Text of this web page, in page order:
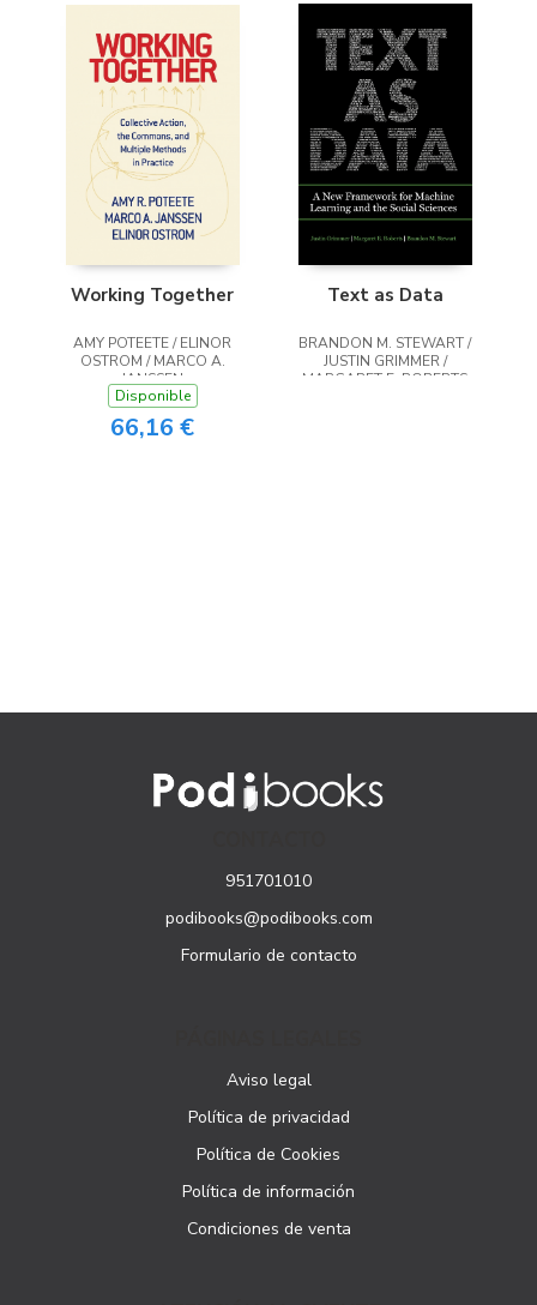
Working Together
AMY POTEETE / ELINOR
OSTROM / MARCO A.
JANSSEN
Disponible
66,16 €
Text as Data
BRANDON M. STEWART /
JUSTIN GRIMMER /
MARGARET E. ROBERTS
951701010
podibooks@podibooks.com
Formulario de contacto
Aviso legal
Política de privacidad
Política de Cookies
Política de información
Condiciones de venta